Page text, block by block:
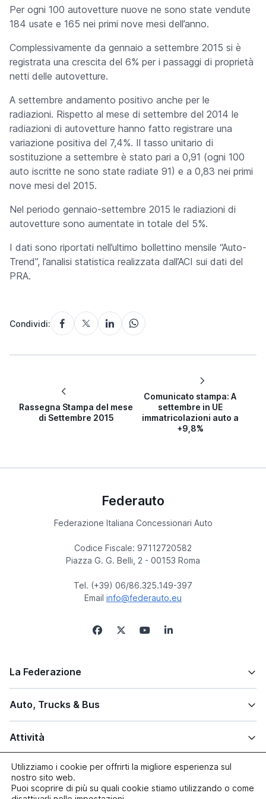
Per ogni 100 autovetture nuove ne sono state vendute
184 usate e 165 nei primi nove mesi dell’anno.
Complessivamente da gennaio a settembre 2015 si è
registrata una crescita del 6% per i passaggi di proprietà
netti delle autovetture.
A settembre andamento positivo anche per le
radiazioni. Rispetto al mese di settembre del 2014 le
radiazioni di autovetture hanno fatto registrare una
variazione positiva del 7,4%. Il tasso unitario di
sostituzione a settembre è stato pari a 0,91 (ogni 100
auto iscritte ne sono state radiate 91) e a 0,83 nei primi
nove mesi del 2015.
Nel periodo gennaio-settembre 2015 le radiazioni di
autovetture sono aumentate in totale del 5%.
I dati sono riportati nell’ultimo bollettino mensile “Auto-
Trend”, l’analisi statistica realizzata dall’ACI sui dati del
PRA.
Condividi:
Rassegna Stampa del mese
di Settembre 2015
Comunicato stampa: A
settembre in UE
immatricolazioni auto a
+9,8%
Federauto
Federazione Italiana Concessionari Auto
Codice Fiscale: 97112720582
Piazza G. G. Belli, 2 - 00153 Roma
Tel. (+39) 06/86.325.149-397
Email info@federauto.eu
La Federazione
Auto, Trucks & Bus
Attività
Altre info
Utilizziamo i cookie per offrirti la migliore esperienza sul
nostro sito web.
Puoi scoprire di più su quali cookie stiamo utilizzando o come